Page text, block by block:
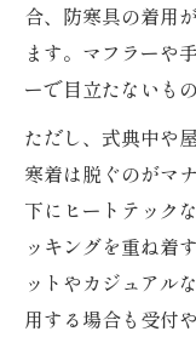
合、防寒具の着用
ます。マフラーや
ーで目立たないも
ただし、式典中や
寒着は脱ぐのがマ
下にヒートテック
ッキングを重ね着
ットやカジュアル
用する場合も受付